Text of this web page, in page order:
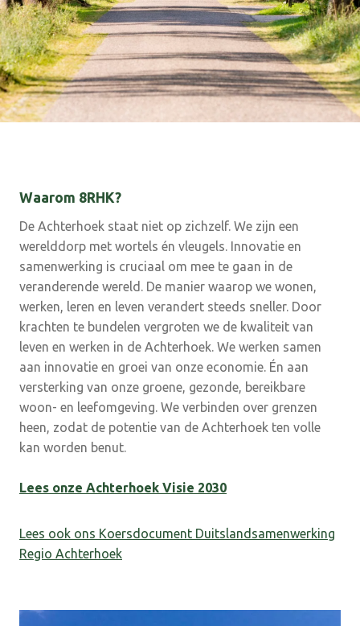
Waarom 8RHK?
De Achterhoek staat niet op zichzelf. We zijn een
werelddorp met wortels én vleugels. Innovatie en
samenwerking is cruciaal om mee te gaan in de
veranderende wereld. De manier waarop we wonen,
werken, leren en leven verandert steeds sneller. Door
krachten te bundelen vergroten we de kwaliteit van
leven en werken in de Achterhoek. We werken samen
aan innovatie en groei van onze economie. Én aan
versterking van onze groene, gezonde, bereikbare
woon- en leefomgeving. We verbinden over grenzen
heen, zodat de potentie van de Achterhoek ten volle
kan worden benut.
Lees onze Achterhoek Visie 2030
Lees ook ons Koersdocument Duitslandsamenwerking
Regio Achterhoek